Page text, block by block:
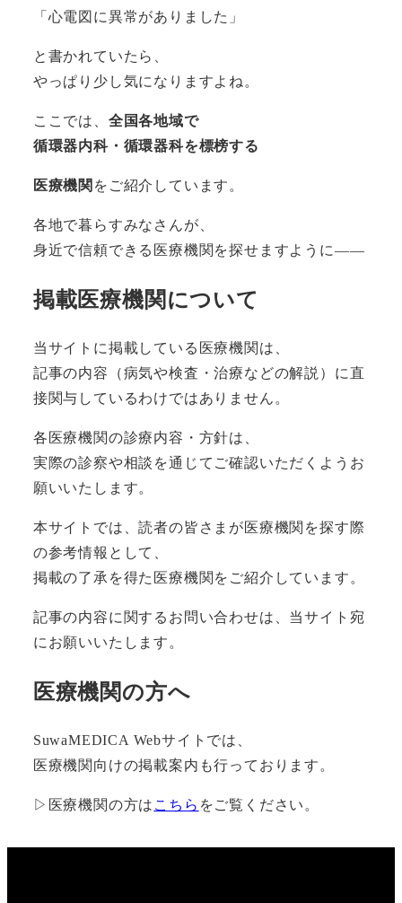
「心電図に異常がありました」
と書かれていたら、
やっぱり少し気になりますよね。
ここでは、 全国各地域で
循環器内科・循環器科を標榜する
医療機関 をご紹介しています。
各地で暮らすみなさんが、
身近で信頼できる医療機関を探せますように――
掲載医療機関について
当サイトに掲載している医療機関は、
記事の内容（病気や検査・治療などの解説）に直
接関与しているわけではありません。
各医療機関の診療内容・方針は、
実際の診察や相談を通じてご確認いただくようお
願いいたします。
本サイトでは、読者の皆さまが医療機関を探す際
の参考情報として、
掲載の了承を得た医療機関をご紹介しています。
記事の内容に関するお問い合わせは、当サイト宛
にお願いいたします。
医療機関の方へ
SuwaMEDICA Webサイトでは、
医療機関向けの掲載案内も行っております。
▷医療機関の方は こちら をご覧ください。